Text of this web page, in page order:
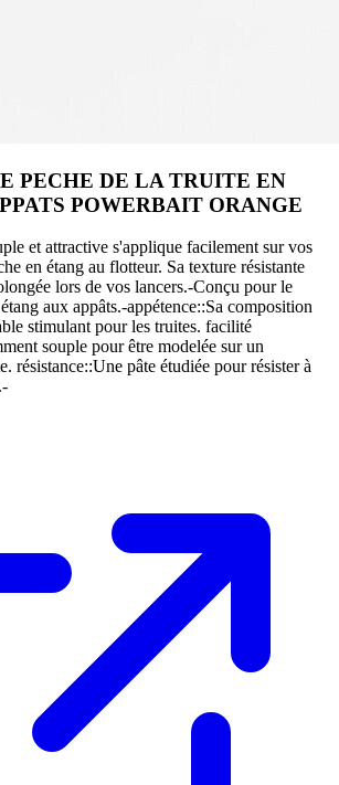
PECHE DE LA TRUITE EN
POWERBAIT ORANGE
et attractive s'applique facilement sur vos
en étang au flotteur. Sa texture résistante
lors de vos lancers.-Conçu pour le
aux appâts.-appétence::Sa composition
stimulant pour les truites. facilité
souple pour être modelée sur un
résistance::Une pâte étudiée pour résister à